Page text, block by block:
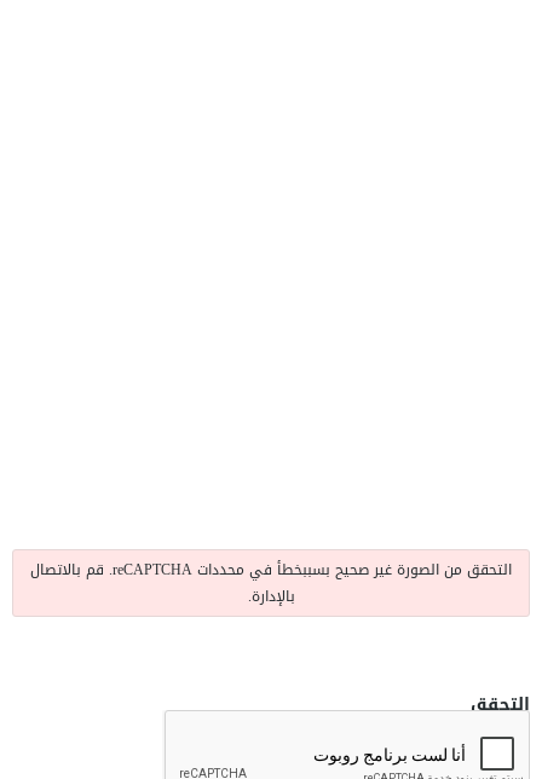
التحقق من الصورة غير صحيح بسببخطأ في محددات reCAPTCHA. قم بالاتصال
بالإدارة.
التحقق